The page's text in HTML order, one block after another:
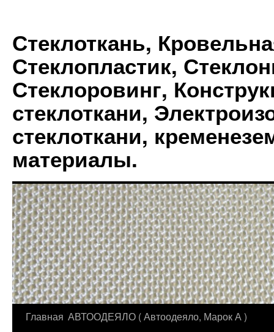
Стеклоткань,
Стеклопластик,
Стеклоровинг,
стеклоткани,
стеклоткани,
материалы.
Перейти
Главная АВТООДЕЯЛО ( Автоодеяло, Марок А )